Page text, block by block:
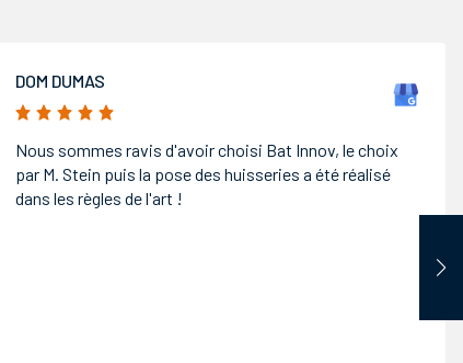
MAXIME LEGRIX
5/5
Un grand merci à toute l’équipe de Bâti Innov, Que ce
soit en matière d’écoute et de conseil ainsi qu’un SAV
efficace : -Les délais pour la pose de mes menuiseries